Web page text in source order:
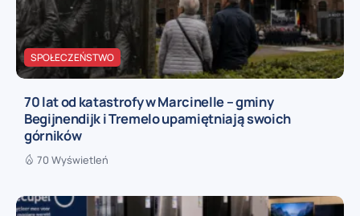
SPOŁECZEŃSTWO
70 lat od katastrofy w Marcinelle – gminy
Begijnendijk i Tremelo upamiętniają swoich
górników
70 Wyświetleń